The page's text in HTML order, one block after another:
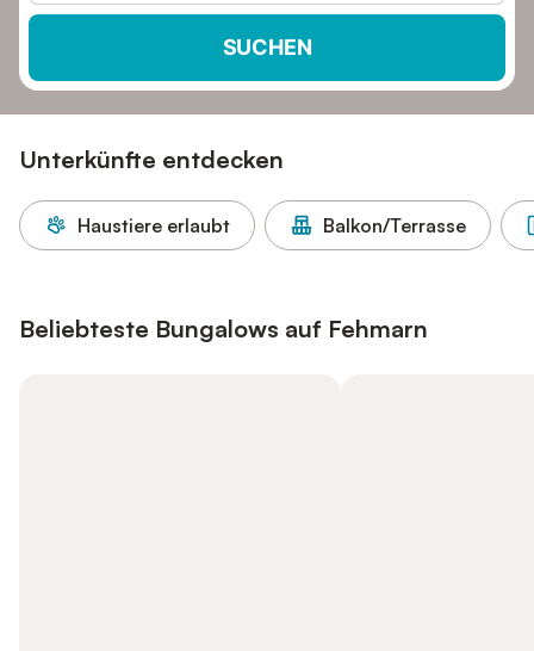
SUCHEN
Unterkünfte entdecken
Haustiere erlaubt Balkon/Terrasse
Beliebteste Bungalows auf Fehmarn